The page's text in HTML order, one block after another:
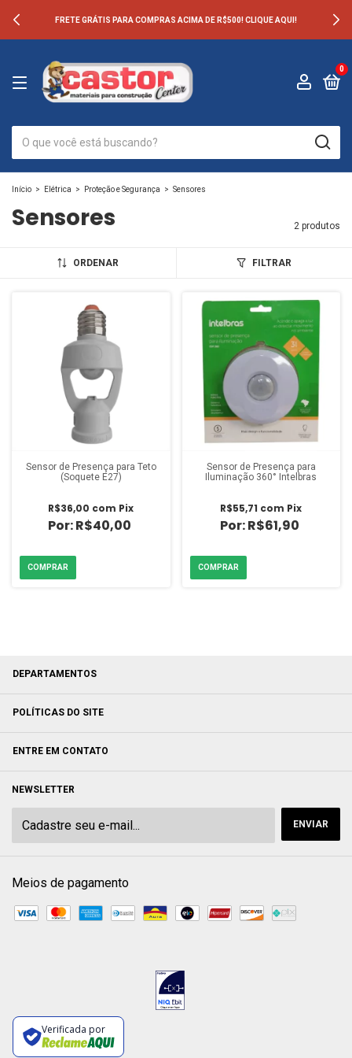
FRETE GRÁTIS PARA COMPRAS ACIMA DE R$500! CLIQUE AQUI!
0
Início > Elétrica > Proteção e Segurança > Sensores
Sensores 2 produtos
ORDENAR FILTRAR
Sensor de Presença para Teto
(Soquete E27)
R$40,00
R$36,00 com Pix
Sensor de Presença para
Iluminação 360° Intelbras
R$61,90
R$55,71 com Pix
DEPARTAMENTOS
POLÍTICAS DO SITE
ENTRE EM CONTATO
NEWSLETTER
Meios de pagamento
Verificada por